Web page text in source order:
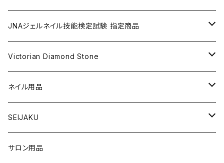
ACRYLIC POWDER（アクリルパウダー）
NAIL LIQUID（ネイルリキッド）
DIP & COLOR ACRYLIC POWDERS
DIP AND COLOR ACRYLIC POWDERS
KITS（キット）
GEL（ジェル）
SYNERGY GEL（シナジージェル）
PRECISION GEL APPLICATORS
ACCESSORIES（アクセサリー）
E-FILE & BITS（電子ファイルとビット）
DUST COLLECTOR（集塵機）
NAIL POLISH（ネイルポリッシュ）
YN NAIL POLISH（ネイルポリッシュ）
NAIL ART（ネイルアート）
nana kara petit [1g] （ナナカラ プチ）
トップジェル
ネイルパーツ
ネイルストーンパーツ
NAIL TIPS
NAIL TOOL
ブラシ
ネイルファイル
NAIL PREPS
LED/UVライト
3Dジェル
ベースジェル
NAIL ART
ネイルパーツ
パウダー
NAIL TOOL
フットファイル
NAIL PREPS
セット
単品
JNAジェルネイル技能検定試験 指定商品
クリアジェル
カラージェル 赤指定色
Victorian Diamond Stone
50粒入り
1,440粒入り（大容量）
スノーフレイクシリーズ
ネイル用品
コリンスキー アクリルブラシ
浦和工業・ウラワ（URAWA）
SEIJAKU
SHIRT
サロン用品